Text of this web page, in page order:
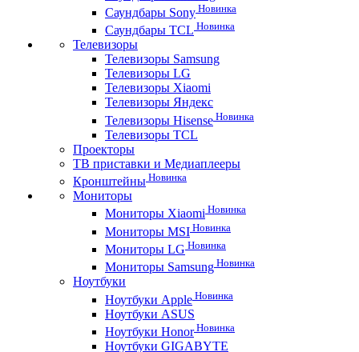
Саундбары Sony Новинка
Саундбары TCL Новинка
Телевизоры
Телевизоры Samsung
Телевизоры LG
Телевизоры Xiaomi
Телевизоры Яндекс
Телевизоры Hisense Новинка
Телевизоры TCL
Проекторы
ТВ приставки и Медиаплееры
Кронштейны Новинка
Мониторы
Мониторы Xiaomi Новинка
Мониторы MSI Новинка
Мониторы LG Новинка
Мониторы Samsung Новинка
Ноутбуки
Ноутбуки Apple Новинка
Ноутбуки ASUS
Ноутбуки HonorНовинка
Ноутбуки GIGABYTE